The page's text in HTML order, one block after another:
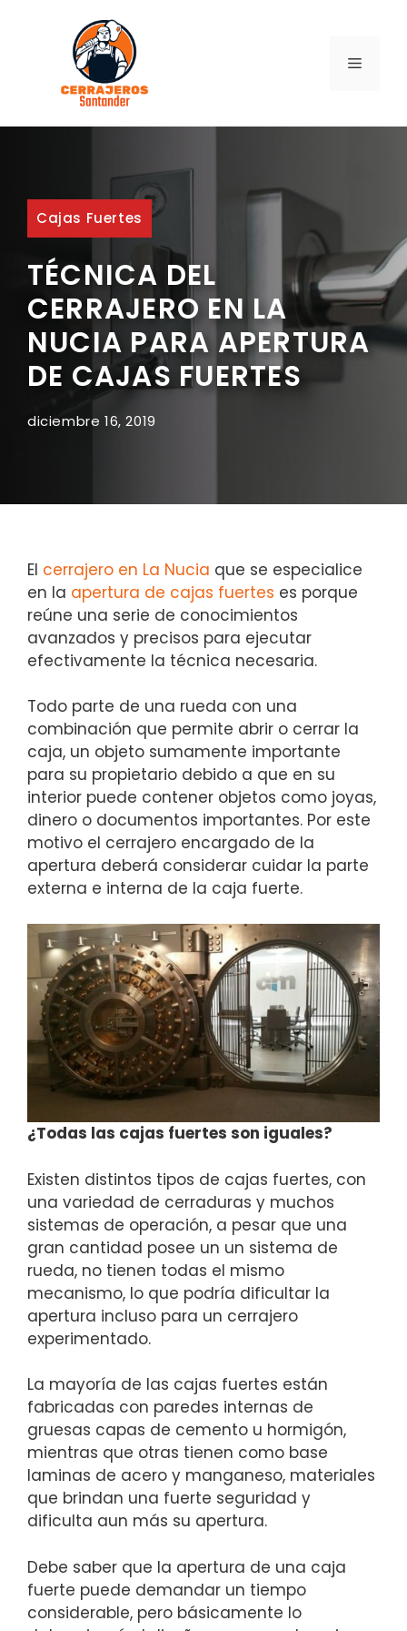
contenido
MENÚ
Cajas Fuertes
TÉCNICA DEL
CERRAJERO EN LA
NUCIA PARA APERTURA
DE CAJAS FUERTES
diciembre 16, 2019
El cerrajero en La Nucia que se especialice
en la apertura de cajas fuertes es porque
reúne una serie de conocimientos
avanzados y precisos para ejecutar
efectivamente la técnica necesaria.
Todo parte de una rueda con una
combinación que permite abrir o cerrar la
caja, un objeto sumamente importante
para su propietario debido a que en su
interior puede contener objetos como joyas,
dinero o documentos importantes. Por este
motivo el cerrajero encargado de la
apertura deberá considerar cuidar la parte
externa e interna de la caja fuerte.
¿Todas las cajas fuertes son iguales?
Existen distintos tipos de cajas fuertes, con
una variedad de cerraduras y muchos
sistemas de operación, a pesar que una
gran cantidad posee un un sistema de
rueda, no tienen todas el mismo
mecanismo, lo que podría dificultar la
apertura incluso para un cerrajero
experimentado.
La mayoría de las cajas fuertes están
fabricadas con paredes internas de
gruesas capas de cemento u hormigón,
mientras que otras tienen como base
laminas de acero y manganeso, materiales
que brindan una fuerte seguridad y
dificulta aun más su apertura.
Debe saber que la apertura de una caja
fuerte puede demandar un tiempo
considerable, pero básicamente lo